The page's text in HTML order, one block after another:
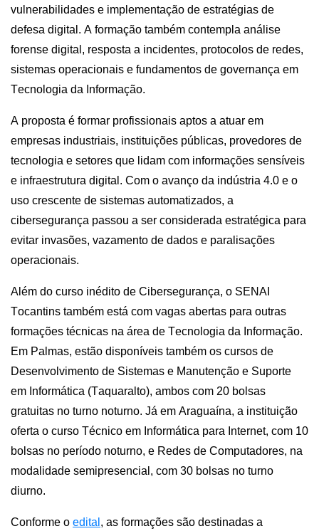
vulnerabilidades e implementação de estratégias de
defesa digital. A formação também contempla análise
forense digital, resposta a incidentes, protocolos de redes,
sistemas operacionais e fundamentos de governança em
Tecnologia da Informação.
A proposta é formar profissionais aptos a atuar em
empresas industriais, instituições públicas, provedores de
tecnologia e setores que lidam com informações sensíveis
e infraestrutura digital. Com o avanço da indústria 4.0 e o
uso crescente de sistemas automatizados, a
cibersegurança passou a ser considerada estratégica para
evitar invasões, vazamento de dados e paralisações
operacionais.
Além do curso inédito de Cibersegurança, o SENAI
Tocantins também está com vagas abertas para outras
formações técnicas na área de Tecnologia da Informação.
Em Palmas, estão disponíveis também os cursos de
Desenvolvimento de Sistemas e Manutenção e Suporte
em Informática (Taquaralto), ambos com 20 bolsas
gratuitas no turno noturno. Já em Araguaína, a instituição
oferta o curso Técnico em Informática para Internet, com 10
bolsas no período noturno, e Redes de Computadores, na
modalidade semipresencial, com 30 bolsas no turno
diurno.
Conforme o edital , as formações são destinadas a